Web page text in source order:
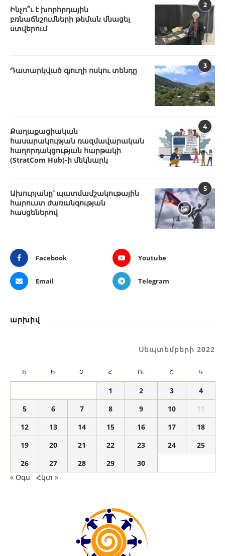
2
Ինչո՞ւ է խորհրդային
բռնաճնշումների թեման մնացել
ստվերում
3
Դատարկված գյուղի ոսկու տենդը
4
Քաղաքացիական
հասարակության ռազմավարական
հաղորդակցության հարթակի
(StratCom Hub)-ի մեկնարկ
5
Ախուրյանը՝ պատմամշակութային
հարուստ ժառանգության
հասցեներով
Facebook Youtube
Email Telegram
արխիվ
Սեպտեմբերի 2022
Ե Ե Չ Հ Ու Շ Կ
1 2 3
4
5
6 7 8 9 10
11
12
13 14 15 16 17
18
19
20 21 22 23 24
25
26
27 28 29
30
« Օգս
Հկտ »